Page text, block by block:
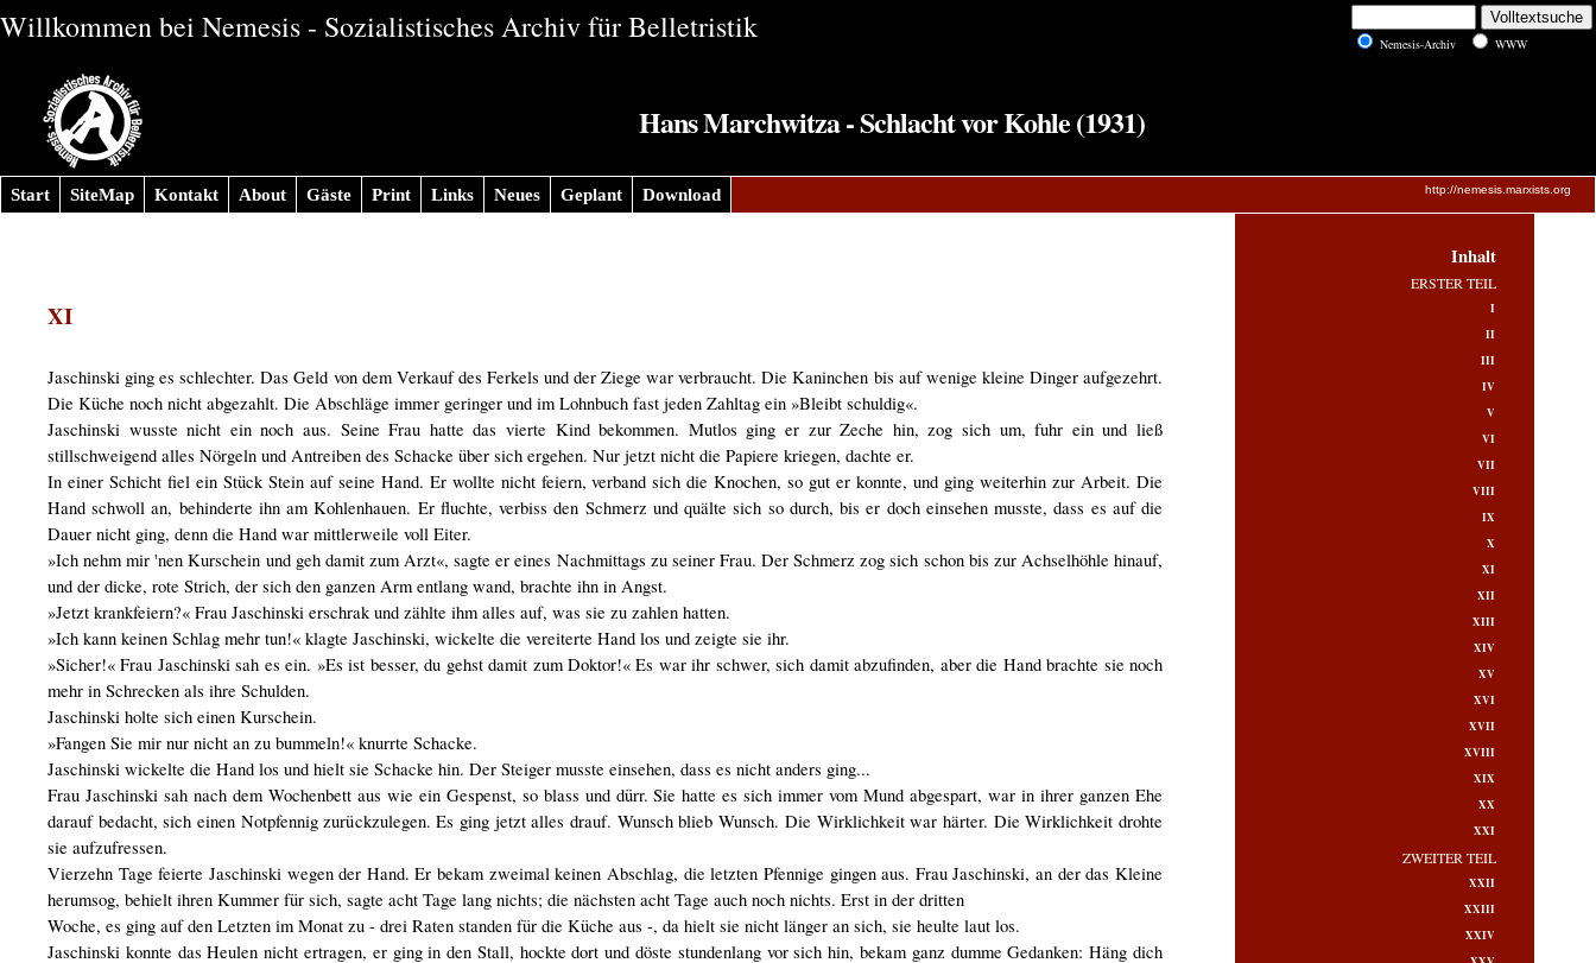
Nemesis-Archiv WWW
Willkommen bei Nemesis - Sozialistisches Archiv für Belletristik
Hans Marchwitza - Schlacht vor Kohle (1931)
Start SiteMap Kontakt About Gäste Print Links Neues Geplant Download http://nemesis.marxists.org
XI
Jaschinski ging es schlechter. Das Geld von dem Verkauf des Ferkels und der Ziege war verbraucht. Die Kaninchen bis auf wenige kleine Dinger aufgezehrt.
Die Küche noch nicht abgezahlt. Die Abschläge immer geringer und im Lohnbuch fast jeden Zahltag ein »Bleibt schuldig«.
Jaschinski wusste nicht ein noch aus. Seine Frau hatte das vierte Kind bekommen. Mutlos ging er zur Zeche hin, zog sich um, fuhr ein und ließ
stillschweigend alles Nörgeln und Antreiben des Schacke über sich ergehen. Nur jetzt nicht die Papiere kriegen, dachte er.
In einer Schicht fiel ein Stück Stein auf seine Hand. Er wollte nicht feiern, verband sich die Knochen, so gut er konnte, und ging weiterhin zur Arbeit. Die
Hand schwoll an, behinderte ihn am Kohlenhauen. Er fluchte, verbiss den Schmerz und quälte sich so durch, bis er doch einsehen musste, dass es auf die
Dauer nicht ging, denn die Hand war mittlerweile voll Eiter.
»Ich nehm mir 'nen Kurschein und geh damit zum Arzt«, sagte er eines Nachmittags zu seiner Frau. Der Schmerz zog sich schon bis zur Achselhöhle hinauf,
und der dicke, rote Strich, der sich den ganzen Arm entlang wand, brachte ihn in Angst.
»Jetzt krankfeiern?« Frau Jaschinski erschrak und zählte ihm alles auf, was sie zu zahlen hatten.
»Ich kann keinen Schlag mehr tun!« klagte Jaschinski, wickelte die vereiterte Hand los und zeigte sie ihr.
»Sicher!« Frau Jaschinski sah es ein. »Es ist besser, du gehst damit zum Doktor!« Es war ihr schwer, sich damit abzufinden, aber die Hand brachte sie noch
mehr in Schrecken als ihre Schulden.
Jaschinski holte sich einen Kurschein.
»Fangen Sie mir nur nicht an zu bummeln!« knurrte Schacke.
Jaschinski wickelte die Hand los und hielt sie Schacke hin. Der Steiger musste einsehen, dass es nicht anders ging...
Frau Jaschinski sah nach dem Wochenbett aus wie ein Gespenst, so blass und dürr. Sie hatte es sich immer vom Mund abgespart, war in ihrer ganzen Ehe
darauf bedacht, sich einen Notpfennig zurückzulegen. Es ging jetzt alles drauf. Wunsch blieb Wunsch. Die Wirklichkeit war härter. Die Wirklichkeit drohte
sie aufzufressen.
Vierzehn Tage feierte Jaschinski wegen der Hand. Er bekam zweimal keinen Abschlag, die letzten Pfennige gingen aus. Frau Jaschinski, an der das Kleine
herumsog, behielt ihren Kummer für sich, sagte acht Tage lang nichts; die nächsten acht Tage auch noch nichts. Erst in der dritten
Woche, es ging auf den Letzten im Monat zu - drei Raten standen für die Küche aus -, da hielt sie nicht länger an sich, sie heulte laut los.
Jaschinski konnte das Heulen nicht ertragen, er ging in den Stall, hockte dort und döste stundenlang vor sich hin, bekam ganz dumme Gedanken: Häng dich
Inhalt
ERSTER TEIL
I
II
III
IV
V
VI
VII
VIII
IX
X
XI
XII
XIII
XIV
XV
XVI
XVII
XVIII
XIX
XX
XXI
ZWEITER TEIL
XXII
XXIII
XXIV